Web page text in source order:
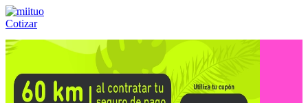
Cotizar
Llámanos al:(55) 84-21-05-00 ó